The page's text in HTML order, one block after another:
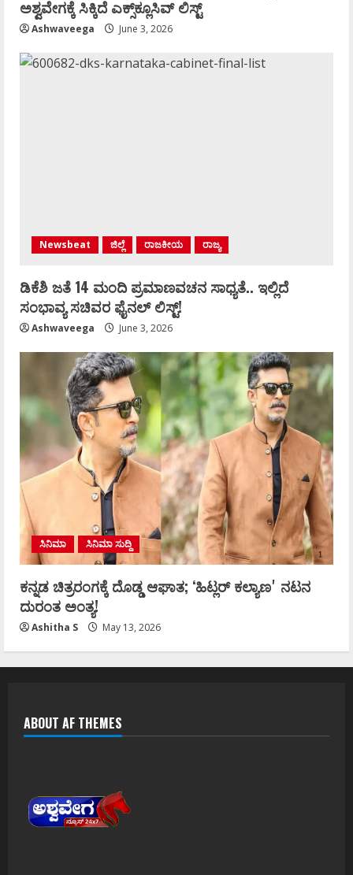
ಅಶ್ವವೇಗಕ್ಕೆ ಸಿಕ್ಕಿದೆ ಎಕ್ಸ್‌ಕ್ಲೂಸಿವ್‌ ಲಿಸ್ಟ್‌
Ashwaveega June 3, 2026
Newsbeat ಜಿಲ್ಲೆ ರಾಜಕೀಯ ರಾಜ್ಯ
ಡಿಕೆಶಿ ಜತೆ 14 ಮಂದಿ ಪ್ರಮಾಣವಚನ ಸಾಧ್ಯತೆ.. ಇಲ್ಲಿದೆ
ಸಂಭಾವ್ಯ ಸಚಿವರ ಫೈನಲ್ ಲಿಸ್ಟ್‌!
Ashwaveega June 3, 2026
ಸಿನಿಮಾ ಸಿನಿಮಾ ಸುದ್ದಿ
ಕನ್ನಡ ಚಿತ್ರರಂಗಕ್ಕೆ ದೊಡ್ಡ ಆಘಾತ; ʻಹಿಟ್ಲರ್ ಕಲ್ಯಾಣʼ ನಟನ
ದುರಂತ ಅಂತ್ಯ!
Ashitha S May 13, 2026
ABOUT AF THEMES